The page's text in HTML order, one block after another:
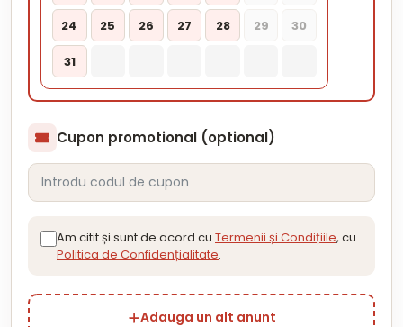
24 25 26 27 28 29 30
31
Cupon promotional (optional)
Am citit și sunt de acord cu Termenii și Condițiile, cu
Politica de Confidențialitate.
Adauga un alt anunt